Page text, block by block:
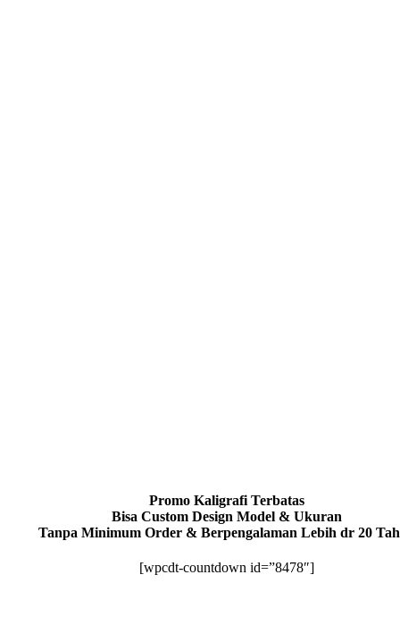
Promo Kaligrafi Terbatas
Bisa Custom Design Model & Ukuran
Tanpa Minimum Order & Berpengalaman Lebih dr 20
[wpcdt-countdown id=”8478″]